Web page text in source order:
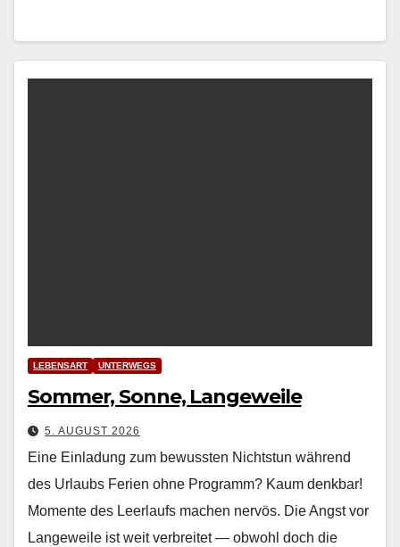
LEBENSART UNTERWEGS
Sommer, Sonne, Langeweile
5. AUGUST 2026
Eine Einladung zum bewussten Nichtstun während
des Urlaubs Ferien ohne Pro­gramm? Kaum denkbar!
Momente des Leer­laufs machen nervös. Die Angst vor
Langeweile ist weit ver­bre­it­et — obwohl doch die